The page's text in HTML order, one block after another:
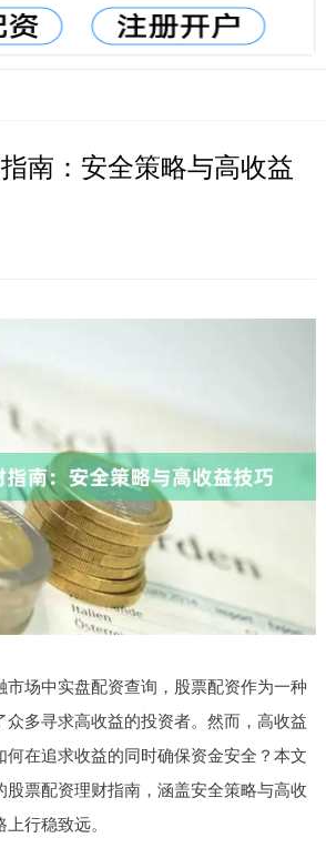
南：安全策略与高收益
场中实盘配资查询，股票配资作为一种
多寻求高收益的投资者。然而，高收益
在追求收益的同时确保资金安全？本文
票配资理财指南，涵盖安全策略与高收
行稳致远。